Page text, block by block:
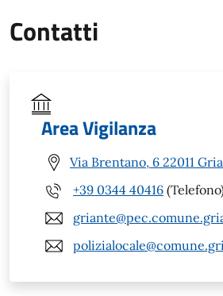
Contatti
Area Vigilanza
Via Brentano, 6 22011
+39 0344 40416